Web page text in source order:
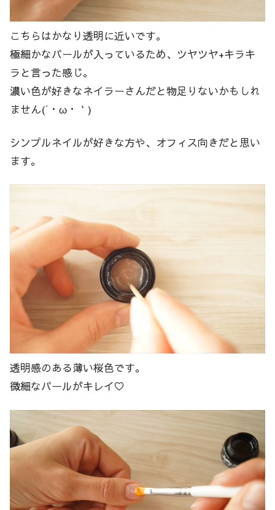
こちらはかなり透明に近いです。
極細かなパールが入っているため、ツヤツヤ+キラキ
ラと言った感じ。
濃い色が好きなネイラーさんだと物足りないかもしれ
ません(´・ω・｀)
シンプルネイルが好きな方や、オフィス向きだと思い
ます。
透明感のある薄い桜色です。
微細なパールがキレイ♡